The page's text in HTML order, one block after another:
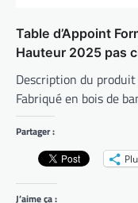
Table d’Appoint
Hauteur 2025 pas
Description du
Fabriqué en bois de
Partager :
J’aime ça :